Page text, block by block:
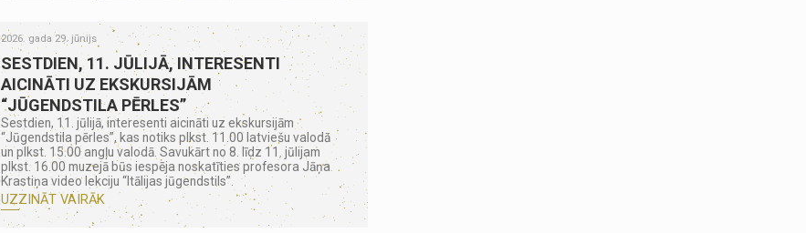
2026. gada 29. jūnijs
SESTDIEN, 11. JŪLIJĀ, INTERESENTI
AICINĀTI UZ EKSKURSIJĀM
“JŪGENDSTILA PĒRLES”
Sestdien, 11. jūlijā, interesenti aicināti uz ekskursijām
“Jūgendstila pērles”, kas notiks plkst. 11.00 latviešu valodā
un plkst. 15.00 angļu valodā. Savukārt no 8. līdz 11. jūlijam
plkst. 16.00 muzejā būs iespēja noskatīties profesora Jāņa
Krastiņa video lekciju “Itālijas jūgendstils”.
UZZINĀT VAIRĀK